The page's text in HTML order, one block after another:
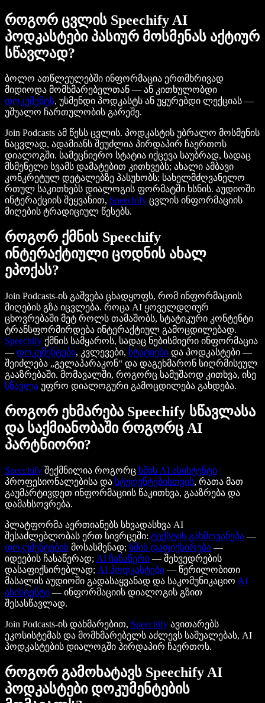
როგორ ცვლის Speechify AI
პოდკასტები პასიურ მოსმენას აქტიურ
სწავლად?
ბოლო ათწლეულებში ინფორმაცია ერთმხრივად
მიდიოდა მომხმარებელთან — ან კითხულობდი
დოკუმენტს, უსმენდი პოდკასტს ან უყურებდი ლექციას —
უშუალო ჩართულობის გარეშე.
Join Podcasts ამ წესს ცვლის. პოდკასტის უბრალო მოსმენის
ნაცვლად, ადამიანს შეუძლია პირდაპირ ჩაერთოს
დიალოგში. სამეცნიერო სტატია იქცევა საუბრად, სადაც
მსმენელი სვამს დამატებით კითხვებს; ახალი ამბავი
კონკრეტულ დეტალებზე პასუხობს; სახელმძღვანელო
რთულ საკითხებს დიალოგის ფორმატში ხსნის. აუდიოში
ინტერაქციის შეყვანით, Speechify ცვლის ინფორმაციის
მიღების ტრადიციულ წესებს.
როგორ ქმნის Speechify
ინტერაქტიული ცოდნის ახალ
ეპოქას?
Join Podcasts-ის გაშვება ცხადყოფს, რომ ინფორმაციის
მიღების გზა იცვლება. როცა AI ყოველდღიურ
ცხოვრებაში მეტ როლს თამაშობს, სტატიკური კონტენტი
ტრანსფორმირდება ინტერაქტიულ გამოცდილებად.
Speechify ქმნის სამყაროს, სადაც ნებისმიერი ინფორმაცია
— დოკუმენტები, კვლევები, სტატიები და პოდკასტები —
შეიძლება „გელაპარაკონ“ და დაგეხმარონ სიღრმისეულ
გააზრებაში. მომავალში, როგორც სამუშაოდ კითხვა, ისე
სწავლა უფრო დიალოგური გამოცდილება გახდება.
როგორ ეხმარება Speechify სწავლასა
და საქმიანობაში როგორც AI
პარტნიორი?
Speechify შექმნილია როგორც ხმის AI ასისტენტი
პროფესიონალებისა და სტუდენტებისთვის, რათა მათ
გაუმარტივდეთ ინფორმაციის წაკითხვა, გააზრება და
დამახსოვრება.
პლატფორმა აერთიანებს სხვადასხვა AI
შესაძლებლობას ერთ სივრცეში: ტექსტის გახმოვანება —
დოკუმენტების მოსასმენად; ხმის დაფიქსირება —
იდეების ჩასაწერად; AI ჩანაწერი — შეხვედრების
დასაფიქსირებლად; AI პოდკასტები — წერილობითი
მასალის აუდიოში გადასაყვანად და საკომუნიკაციო AI
ასისტენტი — ინფორმაციის დიალოგის გზით
შესასწავლად.
Join Podcasts-ის დახმარებით, Speechify ავითარებს
ეკოსისტემას და მომხმარებელს აძლევს საშუალებას, AI
პოდკასტების დიალოგში პირდაპირ ჩაერთოს.
როგორ გამოხატავს Speechify AI
პოდკასტები დოკუმენტების